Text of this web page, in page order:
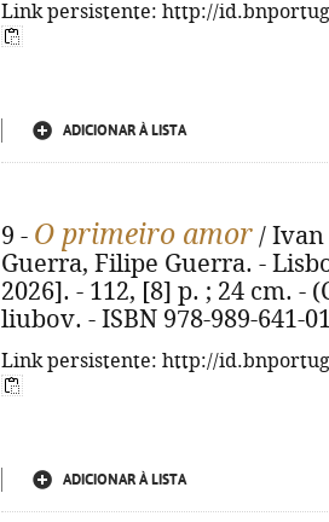
Link persistente: http://
ADICIONAR À LISTA
9 - O primeiro amor / Ivan
Guerra, Filipe Guerra. -
2026]. - 112, [8] p. ; 24 cm. -
liubov. - ISBN 978-989-641-
Link persistente: http://
ADICIONAR À LISTA